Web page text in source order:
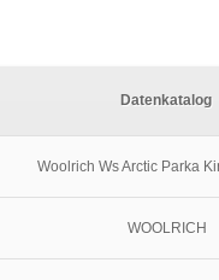
Datenkatalog
Woolrich Ws Arctic Parka
WOOLRICH